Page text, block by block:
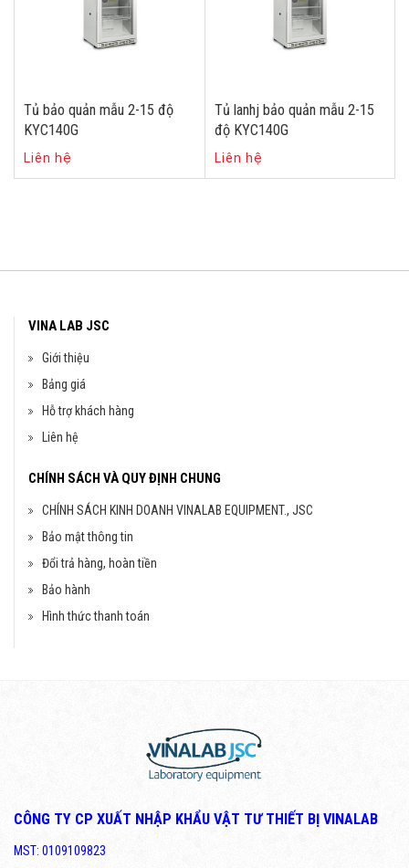
Tủ bảo quản mẫu 2-15 độ
KYC140G
Liên hệ
Tủ lanhj bảo quản mẫu 2-15
độ KYC140G
Liên hệ
VINA LAB JSC
Giới thiệu
Bảng giá
Hỗ trợ khách hàng
Liên hệ
CHÍNH SÁCH VÀ QUY ĐỊNH CHUNG
CHÍNH SÁCH KINH DOANH VINALAB EQUIPMENT., JSC
Bảo mật thông tin
Đổi trả hàng, hoàn tiền
Bảo hành
Hình thức thanh toán
CÔNG TY CP XUẤT NHẬP KHẨU VẬT TƯ THIẾT BỊ VINALAB
MST: 0109109823